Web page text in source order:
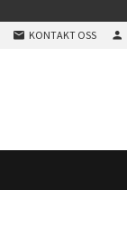
KONTAKT OSS